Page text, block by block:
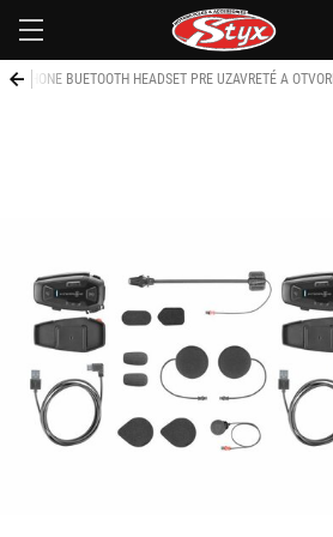
BUETOOTH HEADSET PRE UZAVRETÉ A